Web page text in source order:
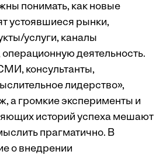
понимать, как новые
устоявшиеся рынки,
услуги, каналы
деятельность.
консультанты,
лидерство»,
а громкие эксперименты и
историй успеха мешают
прагматично. В
о внедрении